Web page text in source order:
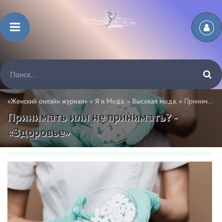
«Женский онлайн журнал» » Я и Мода.»Высокая мода. » Принимать или не принимать? - «Здоровье»
Принимать или не принимать? -
«Здоровье»